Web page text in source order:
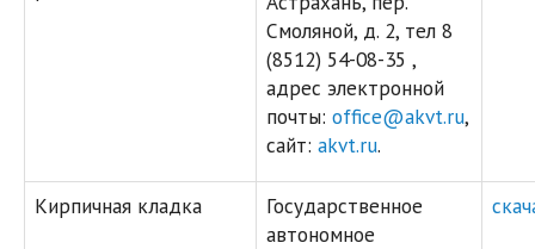
Смоляной, д. 2, тел 8
(8512) 54-08-35 ,
адрес электронной
почты: office@akvt.ru,
сайт: akvt.ru.
Кирпичная кладка
Государственное
автономное